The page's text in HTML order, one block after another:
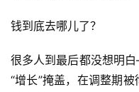
钱到底去哪儿了？
很多人到最后都没想明
“增长”掩盖，在调整期